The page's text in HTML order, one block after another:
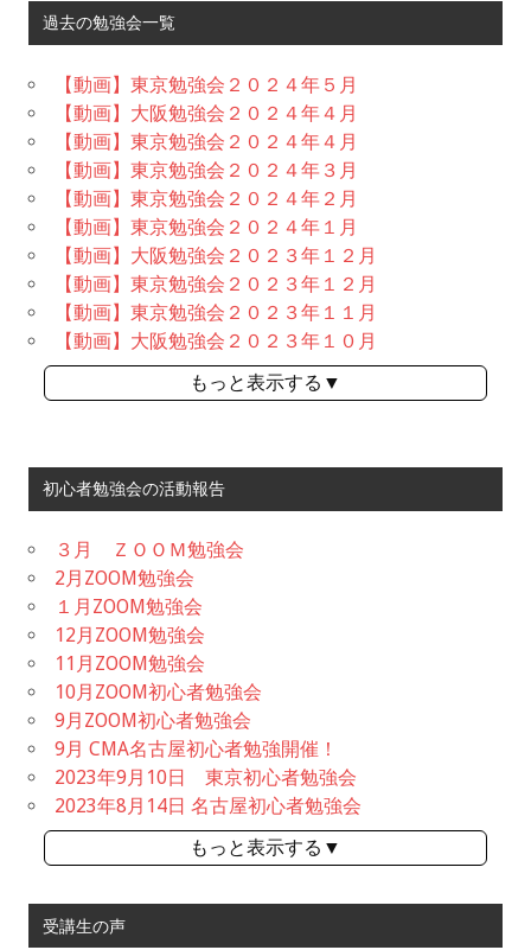
過去の勉強会一覧
【動画】東京勉強会２０２４年５月
【動画】大阪勉強会２０２４年４月
【動画】東京勉強会２０２４年４月
【動画】東京勉強会２０２４年３月
【動画】東京勉強会２０２４年２月
【動画】東京勉強会２０２４年１月
【動画】大阪勉強会２０２３年１２月
【動画】東京勉強会２０２３年１２月
【動画】東京勉強会２０２３年１１月
【動画】大阪勉強会２０２３年１０月
もっと表示する▼
初心者勉強会の活動報告
３月 ＺＯＯＭ勉強会
2月ZOOM勉強会
１月ZOOM勉強会
12月ZOOM勉強会
11月ZOOM勉強会
10月ZOOM初心者勉強会
9月ZOOM初心者勉強会
9月 CMA名古屋初心者勉強開催！
2023年9月10日 東京初心者勉強会
2023年8月14日 名古屋初心者勉強会
もっと表示する▼
受講生の声